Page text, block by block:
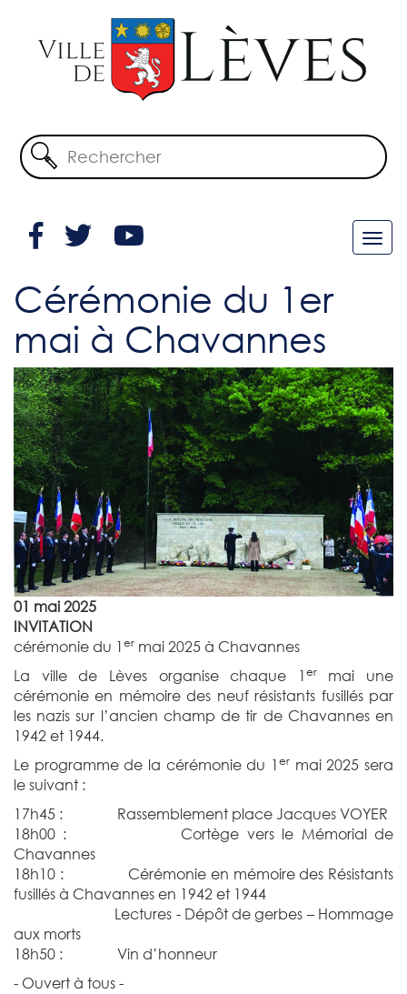
Cérémonie du 1er
mai à Chavannes
01 mai 2025
INVITATION
cérémonie du 1er mai 2025 à Chavannes
La ville de Lèves organise chaque 1ermai une
cérémonie en mémoire des neuf résistants fusillés par
les nazis sur l’ancien champ de tir de Chavannes en
1942 et 1944.
Le programme de la cérémonie du 1er mai 2025 sera
le suivant :
17h45 : Rassemblement place Jacques VOYER
18h00 : Cortège vers le Mémorial de
Chavannes
18h10 : Cérémonie en mémoire des Résistants
fusillés à Chavannes en 1942 et 1944
Lectures - Dépôt de gerbes – Hommage
aux morts
18h50 : Vin d’honneur
- Ouvert à tous -